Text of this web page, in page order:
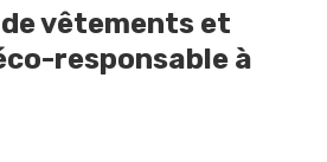
vêtements et
responsable à